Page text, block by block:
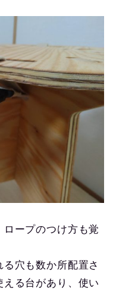
ープのつけ方も覚
穴も数か所配置さ
る台があり、使い